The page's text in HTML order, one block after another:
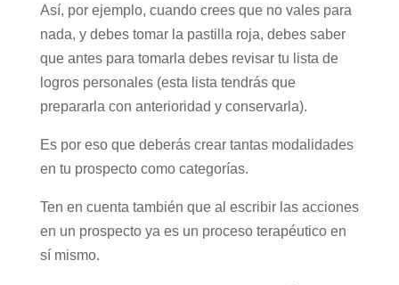
Así, por ejemplo, cuando crees que no vales para
nada, y debes tomar la pastilla roja, debes saber
que antes para tomarla debes revisar tu lista de
logros personales (esta lista tendrás que
prepararla con anterioridad y conservarla).
Es por eso que deberás crear tantas modalidades
en tu prospecto como categorías.
Ten en cuenta también que al escribir las acciones
en un prospecto ya es un proceso terapéutico en
sí mismo.